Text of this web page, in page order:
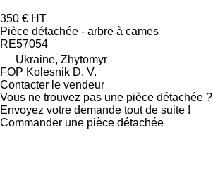
350 € HT
Pièce détachée - arbre à cames
RE57054
Ukraine, Zhytomyr
FOP Kolesnik D. V.
Contacter le vendeur
Vous ne trouvez pas une pièce détachée ?
Envoyez votre demande tout de suite !
Commander une pièce détachée